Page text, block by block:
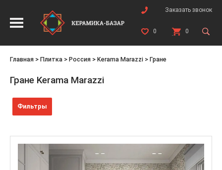
Заказать звонок
0 0
Главная > Плитка > Россия > Kerama Marazzi > Гране
Гране Kerama Marazzi
Фильтры